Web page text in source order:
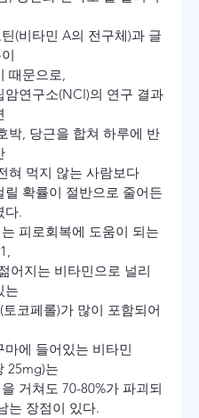
(비타민 A의 전구체)과 글
때문으로,
암연구소(NCI)의 연구 결과
박, 당근을 합쳐 하루에 반
혀 먹지 않는 사람보다
릴 확률이 절반으로 줄어든
다.
피로회복에 도움이 되는
어지는 비타민으로 널리
는
토코페롤)가 많이 포함되어
마에 들어있는 비타민
25mg)는
거쳐도 70-80%가 파괴되
는 장점이 있다.